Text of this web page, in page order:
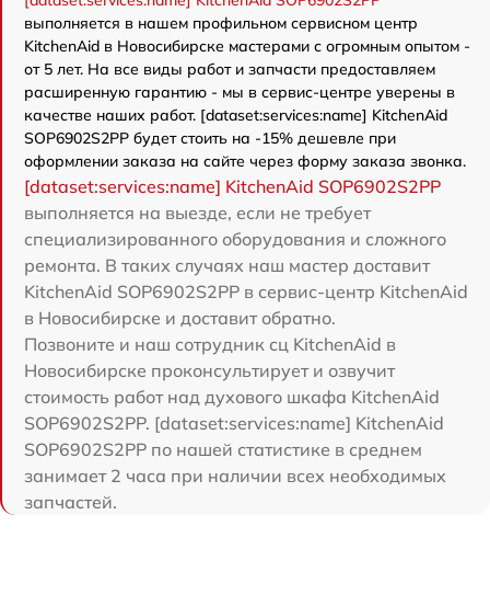
выполняется в нашем профильном сервисном центр
KitchenAid в Новосибирске мастерами с огромным опытом -
от 5 лет. На все виды работ и запчасти предоставляем
расширенную гарантию - мы в сервис-центре уверены в
качестве наших работ. [dataset:services:name] KitchenAid
SOP6902S2PP будет стоить на -15% дешевле при
оформлении заказа на сайте через форму заказа звонка.
[dataset:services:name] KitchenAid SOP6902S2PP
выполняется на выезде, если не требует
специализированного оборудования и сложного
ремонта. В таких случаях наш мастер доставит
KitchenAid SOP6902S2PP в сервис-центр KitchenAid
в Новосибирске и доставит обратно.
Позвоните и наш сотрудник сц KitchenAid в
Новосибирске проконсультирует и озвучит
стоимость работ над духового шкафа KitchenAid
SOP6902S2PP. [dataset:services:name] KitchenAid
SOP6902S2PP по нашей статистике в среднем
занимает 2 часа при наличии всех необходимых
запчастей.